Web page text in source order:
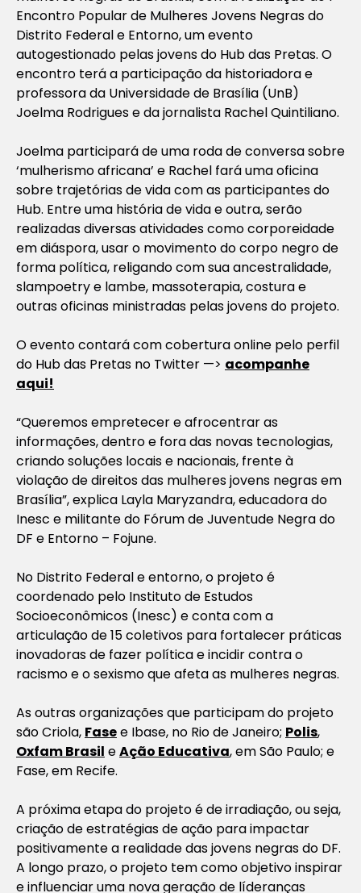
Encontro Popular de Mulheres Jovens Negras do
Distrito Federal e Entorno, um evento
autogestionado pelas jovens do Hub das Pretas. O
encontro terá a participação da historiadora e
professora da Universidade de Brasília (UnB)
Joelma Rodrigues e da jornalista Rachel Quintiliano.
Joelma participará de uma roda de conversa sobre
‘mulherismo africana’ e Rachel fará uma oficina
sobre trajetórias de vida com as participantes do
Hub. Entre uma história de vida e outra, serão
realizadas diversas atividades como corporeidade
em diáspora, usar o movimento do corpo negro de
forma política, religando com sua ancestralidade,
slampoetry e lambe, massoterapia, costura e
outras oficinas ministradas pelas jovens do projeto.
O evento contará com cobertura online pelo perfil
do Hub das Pretas no Twitter —> acompanhe
aqui!
“Queremos empretecer e afrocentrar as
informações, dentro e fora das novas tecnologias,
criando soluções locais e nacionais, frente à
violação de direitos das mulheres jovens negras em
Brasília”, explica Layla Maryzandra, educadora do
Inesc e militante do Fórum de Juventude Negra do
DF e Entorno – Fojune.
No Distrito Federal e entorno, o projeto é
coordenado pelo Instituto de Estudos
Socioeconômicos (Inesc) e conta com a
articulação de 15 coletivos para fortalecer práticas
inovadoras de fazer política e incidir contra o
racismo e o sexismo que afeta as mulheres negras.
As outras organizações que participam do projeto
são Criola, Fasee Ibase, no Rio de Janeiro; Polis,
Oxfam Brasil eAção Educativa, em São Paulo; e
Fase, em Recife.
A próxima etapa do projeto é de irradiação, ou seja,
criação de estratégias de ação para impactar
positivamente a realidade das jovens negras do DF.
A longo prazo, o projeto tem como objetivo inspirar
e influenciar uma nova geração de líderanças